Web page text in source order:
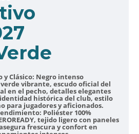
y Clásico: Negro intenso
vibrante, escudo oficial del
en el pecho, detalles elegantes
histórica del club, estilo
para jugadores y aficionados.
Poliéster 100%
tejido ligero con paneles
frescura y confort en